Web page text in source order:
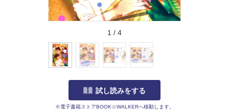
1 / 4
試し読みをする
※電子書籍ストアBOOK☆WALKERへ移動します。